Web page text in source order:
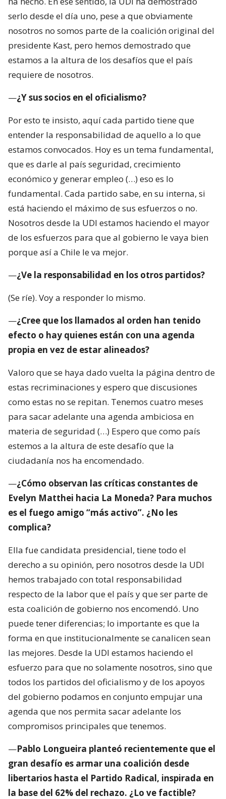
serlo desde el día uno, pese a que obviamente
nosotros no somos parte de la coalición original del
presidente Kast, pero hemos demostrado que
estamos a la altura de los desafíos que el país
requiere de nosotros.
—¿Y sus socios en el oficialismo?
Por esto te insisto, aquí cada partido tiene que
entender la responsabilidad de aquello a lo que
estamos convocados. Hoy es un tema fundamental,
que es darle al país seguridad, crecimiento
económico y generar empleo (…) eso es lo
fundamental. Cada partido sabe, en su interna, si
está haciendo el máximo de sus esfuerzos o no.
Nosotros desde la UDI estamos haciendo el mayor
de los esfuerzos para que al gobierno le vaya bien
porque así a Chile le va mejor.
—¿Ve la responsabilidad en los otros partidos?
(Se ríe). Voy a responder lo mismo.
—¿Cree que los llamados al orden han tenido
efecto o hay quienes están con una agenda
propia en vez de estar alineados?
Valoro que se haya dado vuelta la página dentro de
estas recriminaciones y espero que discusiones
como estas no se repitan. Tenemos cuatro meses
para sacar adelante una agenda ambiciosa en
materia de seguridad (…) Espero que como país
estemos a la altura de este desafío que la
ciudadanía nos ha encomendado.
—¿Cómo observan las críticas constantes de
Evelyn Matthei hacia La Moneda? Para muchos
es el fuego amigo “más activo”. ¿No les
complica?
Ella fue candidata presidencial, tiene todo el
derecho a su opinión, pero nosotros desde la UDI
hemos trabajado con total responsabilidad
respecto de la labor que el país y que ser parte de
esta coalición de gobierno nos encomendó. Uno
puede tener diferencias; lo importante es que la
forma en que institucionalmente se canalicen sean
las mejores. Desde la UDI estamos haciendo el
esfuerzo para que no solamente nosotros, sino que
todos los partidos del oficialismo y de los apoyos
del gobierno podamos en conjunto empujar una
agenda que nos permita sacar adelante los
compromisos principales que tenemos.
—Pablo Longueira planteó recientemente que el
gran desafío es armar una coalición desde
libertarios hasta el Partido Radical, inspirada en
la base del 62% del rechazo. ¿Lo ve factible?